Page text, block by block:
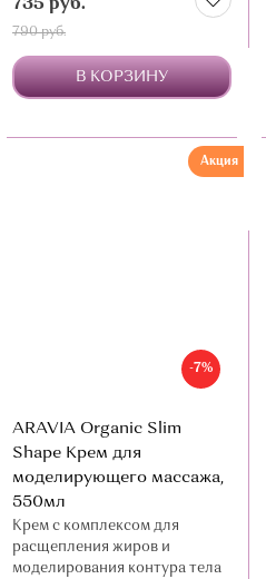
735 руб.
790 руб.
В КОРЗИНУ
-7%
Акция
ARAVIA Organic Slim
Shape Крем для
моделирующего массажа,
550мл
Крем с комплексом для
расщепления жиров и
моделирования контура тела